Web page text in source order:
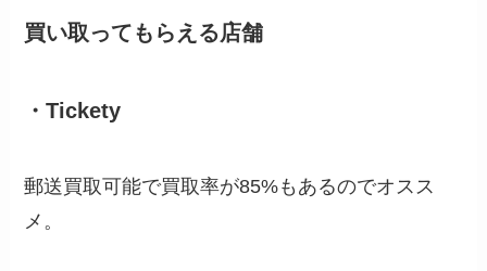
買い取ってもらえる店舗
・Tickety
郵送買取可能で買取率が85%もあるのでオスス
メ。